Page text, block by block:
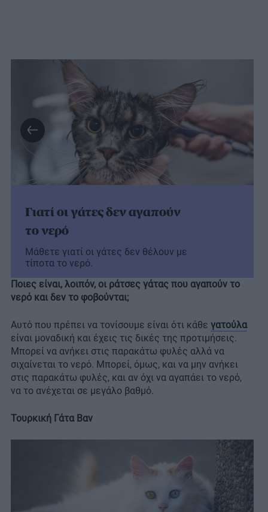
Γιατί οι γάτες δεν αγαπούν
το νερό
Μάθετε γιατί οι γάτες δεν θέλουν με
τίποτα το νερό.
Ποιες είναι, λοιπόν, οι ράτσες γάτας που αγαπούν το
νερό και δεν το φοβούνται;
Αυτό που πρέπει να τονίσουμε είναι ότι κάθε γατούλα
είναι μοναδική και έχεις τις δικές της προτιμήσεις.
Μπορεί να ανήκει στις παρακάτω φυλές αλλά να
σιχαίνεται το νερό. Μπορεί, όμως, και να μην ανήκει
στις παρακάτω φυλές, και αν όχι να αγαπάει το νερό,
να το ανέχεται σε μεγάλο βαθμό.
Τουρκική Γάτα Βαν